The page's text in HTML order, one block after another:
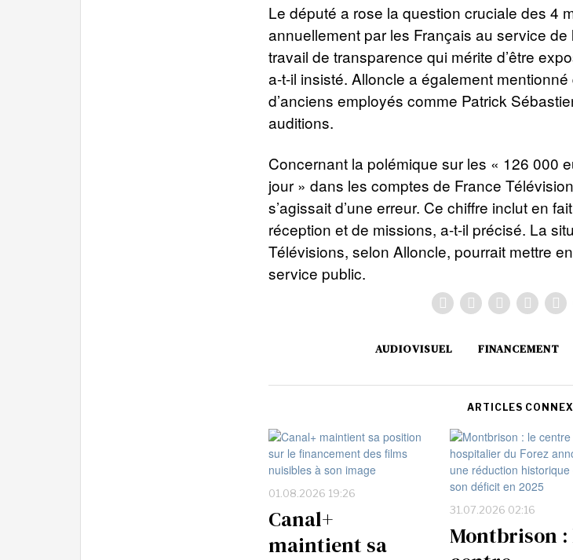
Le député a rose la question cruciale des 4
annuellement par les Français au service de
travail de transparence qui mérite d’être
a-t-il insisté. Alloncle a également mentionné
d’anciens employés comme Patrick
auditions.
Concernant la polémique sur les « 126 000
jour » dans les comptes de France
s’agissait d’une erreur. Ce chiffre inclut en
réception et de missions, a-t-il précisé. La
Télévisions, selon Alloncle, pourrait mettre
service public.
AUDIOVISUEL FINANCEMENT
ARTICLES
01.08.2026 19:26
Canal+
maintient sa
31.07.2026 02:16
Montbrison :